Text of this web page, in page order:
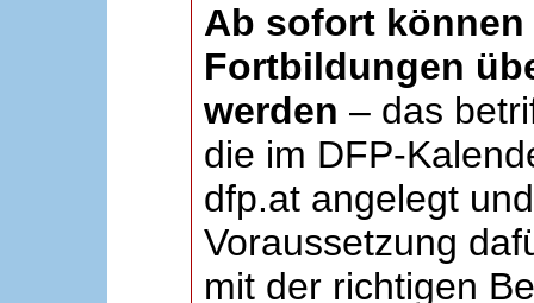
Ab sofort können
Fortbildungen
werden – das
die im DFP-
dfp.at angelegt
Voraussetzung
mit der richtigen